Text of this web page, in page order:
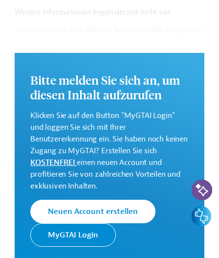
Weitere Informationen liegen derzeit nicht vor.
Kontaktadressen
Deutsche
Gesellschaft für
Internationale
(GIZ) GmbH
Die GIZ setzt im Auftrag der
Bundesregierung Projekte der
Technischen Zusammenarbeit (TZ)
vor allem in Entwicklungs- und
Schwellenländern um.
Kontakt: projektfruehinfo@giz.de
Ministry of
Projektträger
Bitte melden Sie sich an, um
diesen Inhalt aufzurufen
Klicken Sie auf den Button "MyGTAI Login"
und loggen Sie sich mit Ihrer
Benutzererkennung ein. Sie haben noch keinen
Zugang zu MyGTAI? Erstellen Sie sich
KOSTENFREIeinen neuen Account und
profitieren Sie von zahlreichen Vorteilen und
exklusiven Inhalten.
Neuen Account erstellen
MyGTAI Login
KI-